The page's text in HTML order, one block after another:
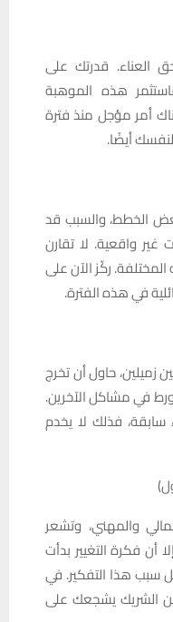
العناء. قدرتك على
هذه الموهبة
أمر مؤجل منذ فترة
أيضًا.
الخطط، والسبب قد
واقعية. لا تقارن
ركّز الآن على
في هذه الفترة.
زميلين، حاول أن تخرج
في مشاكل الآخرين.
سابقة، فذلك لا يخدم
والمهني، وتشعر
أن فكرة التغيير بدأت
هذا التفكير. في
من الشريك يشجعك على